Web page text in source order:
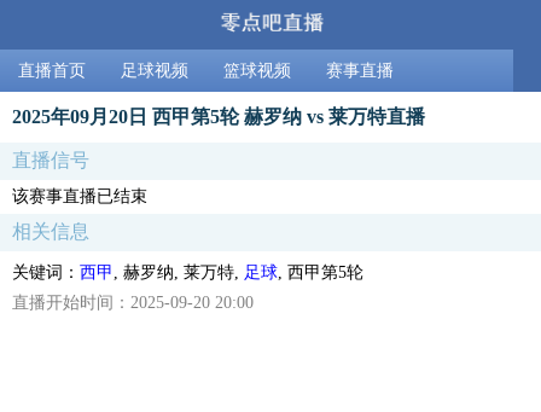
直播首页 足球视频 篮球视频 赛事直播
2025年09月20日 西甲第5轮 赫罗纳 vs 莱万特直播
直播信号
该赛事直播已结束
相关信息
关键词： 西甲 , 赫罗纳, 莱万特, 足球 , 西甲第5轮
直播开始时间：2025-09-20 20:00